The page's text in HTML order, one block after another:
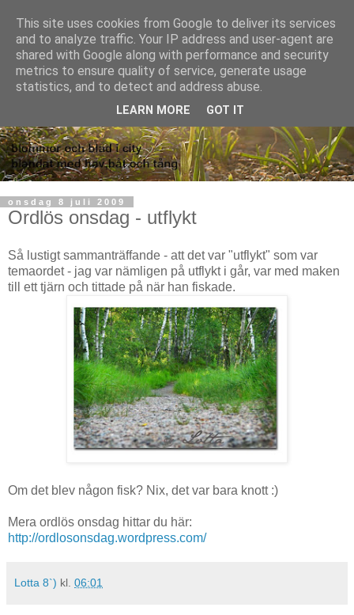
onsdag 8 juli 2009
Ordlös onsdag - utflykt
Så lustigt sammanträffande - att det var "utflykt" som var
temaordet - jag var nämligen på utflykt i går, var med maken
till ett tjärn och tittade på när han fiskade.
Om det blev någon fisk? Nix, det var bara knott :)
Mera ordlös onsdag hittar du här:
http://ordlosonsdag.wordpress.com/
Lotta 8`) kl. 06:01
This site uses cookies from Google to deliver its services
and to analyze traffic. Your IP address and user-agent are
shared with Google along with performance and security
metrics to ensure quality of service, generate usage
statistics, and to detect and address abuse.
LEARN MORE GOT IT